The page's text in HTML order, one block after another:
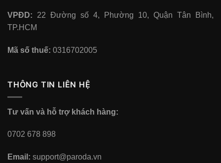
VPĐD: 22 Đường số 4, Phường 10, Quận Tân Bình,
TP.HCM
Mã số thuế: 0316702005
THÔNG TIN LIÊN HỆ
Tư vấn và hỗ trợ khách hàng:
0702 678 898
Email: support@paroda.vn